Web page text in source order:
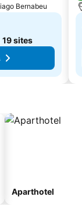
Bernabeu
19 sites
Aparthotel